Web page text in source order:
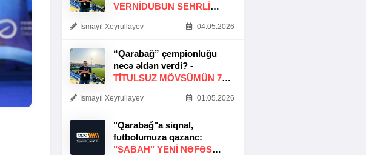
VERNİDUBUN SEHRLİ
İsmayıl Xeyrullayev 04.05.2026
“Qarabağ” çempionluğu
necə əldən verdi? -
TITULSUZ MÖVSÜMÜN 7
İsmayıl Xeyrullayev 01.05.2026
"Qarabağ"a siqnal,
futbolumuza qazanc:
"SABAH" YENI NƏFƏS